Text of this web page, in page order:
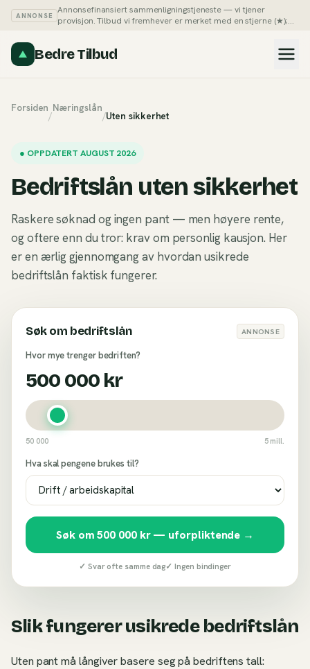
ANNONSE
Annonsefinansiert sammenligningstjeneste — vi tjener
provisjon. Tilbud vi fremhever er merket med en stjerne (★);
Bedre Tilbud
Forsiden
/
Næringslån
/Uten sikkerhet
● OPPDATERT AUGUST 2026
Bedriftslån uten sikkerhet
Raskere søknad og ingen pant — men høyere rente,
og oftere enn du tror: krav om personlig kausjon. Her
er en ærlig gjennomgang av hvordan usikrede
bedriftslån faktisk fungerer.
Søk om bedriftslån ANNONSE
Hvor mye trenger bedriften?
500 000 kr
50 000 5 mill.
Hva skal pengene brukes til?
Søk om500 000kr — uforpliktende →
✓ Svar ofte samme dag✓ Ingen bindinger
Slik fungerer usikrede bedriftslån
Uten pant må långiver basere seg på bedriftens tall: